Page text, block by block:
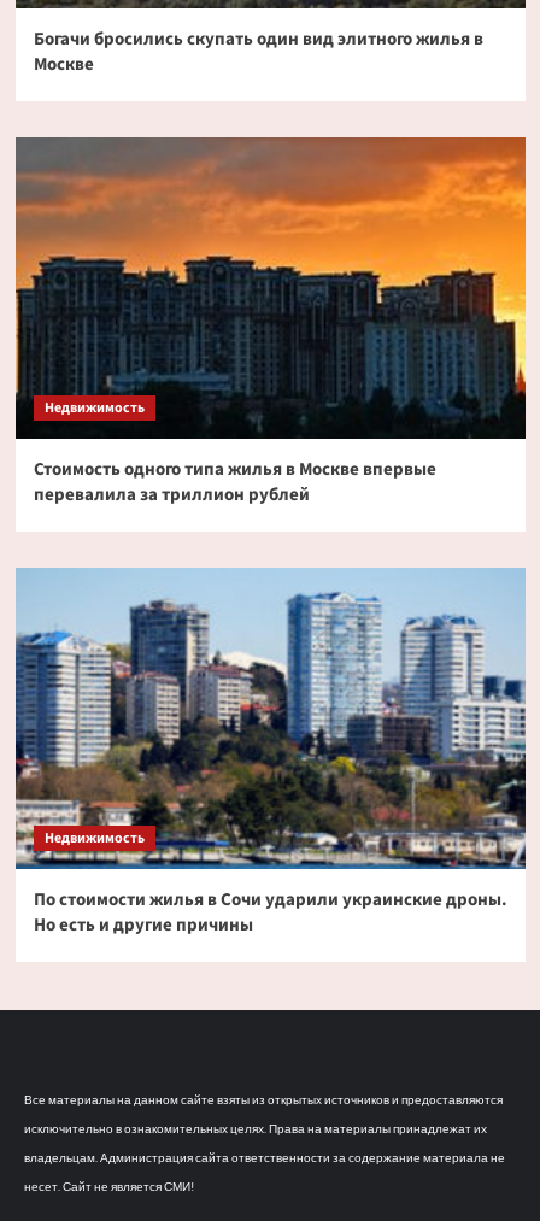
Богачи бросились скупать один вид элитного жилья в
Москве
Недвижимость
Стоимость одного типа жилья в Москве впервые
перевалила за триллион рублей
Недвижимость
По стоимости жилья в Сочи ударили украинские дроны.
Но есть и другие причины
Все материалы на данном сайте взяты из открытых источников и предоставляются
исключительно в ознакомительных целях. Права на материалы принадлежат их
владельцам. Администрация сайта ответственности за содержание материала не
несет. Сайт не является СМИ!